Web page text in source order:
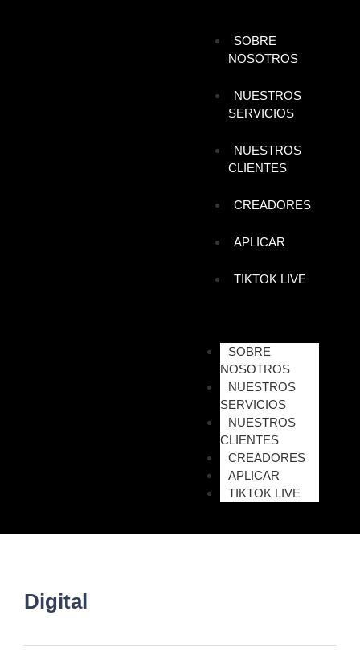
SOBRE
NOSOTROS
NUESTROS
SERVICIOS
NUESTROS
CLIENTES
CREADORES
APLICAR
TIKTOK LIVE
SOBRE
NOSOTROS
NUESTROS
SERVICIOS
NUESTROS
CLIENTES
CREADORES
APLICAR
TIKTOK LIVE
Digital